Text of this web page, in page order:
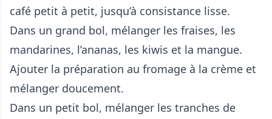
café petit à petit, jusqu’à consistance lisse.
Dans un grand bol, mélanger les fraises, les
mandarines, l’ananas, les kiwis et la mangue.
Ajouter la préparation au fromage à la crème et
mélanger doucement.
Dans un petit bol, mélanger les tranches de